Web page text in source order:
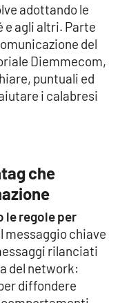
adottando le
e agli altri. Parte
del
Diemmecom,
puntuali ed
i calabresi
che
regole per
messaggio chiave
rilanciati
del network:
diffondere